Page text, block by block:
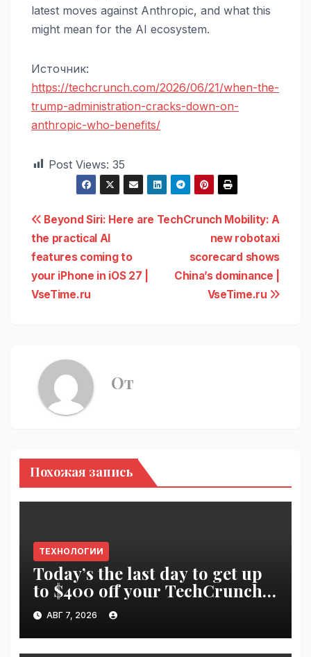
latest moves against Anthropic, and what this
might mean for the AI ecosystem.
Источник:
https://techcrunch.com/2026/06/21/when-the-
trump-administration-cracks-down-on-
anthropic-who-benefits/
Post Views: 35
Навигация
по
записям
TechCrunch Mobility: A
new robotaxi
scorecard shows
China’s dominance |
VseTime.ru
Beyond Siri: Here are
the practical AI
features coming to
your iPhone in iOS 27 |
VseTime.ru
От
Похожая запись
ТЕХНОЛОГИИ
Today’s the last day to get up
to $400 off your TechCrunch
Disrupt 2026 ticket |
VseTime.ru
АВГ 7, 2026